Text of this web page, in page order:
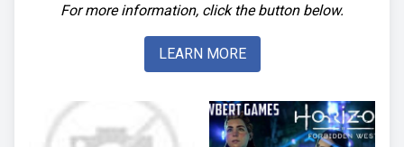
For more information, click the button below.
LEARN MORE